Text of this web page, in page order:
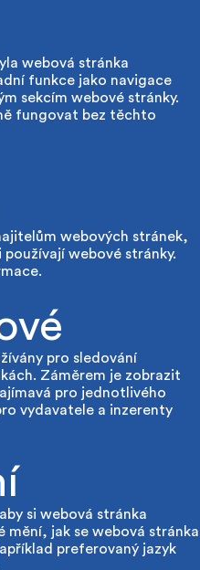
webová stránka
funkce jako navigace
sekcím webové stránky.
fungovat bez těchto
webových stránek,
webové stránky.
pro sledování
Záměrem je zobrazit
pro jednotlivého
vydavatele a inzerenty
si webová stránka
jak se webová stránka
preferovaný jazyk